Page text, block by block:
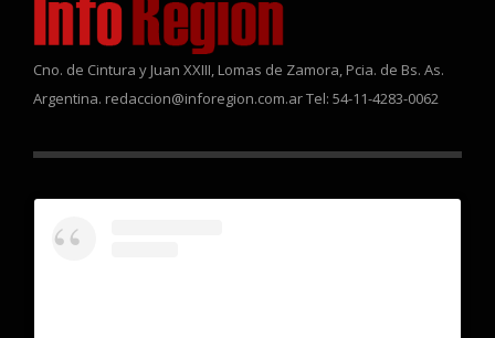
Cno. de Cintura y Juan XXIII, Lomas de Zamora, Pcia. de Bs. As.
Argentina. redaccion@inforegion.com.ar Tel: 54-11-4283-0062